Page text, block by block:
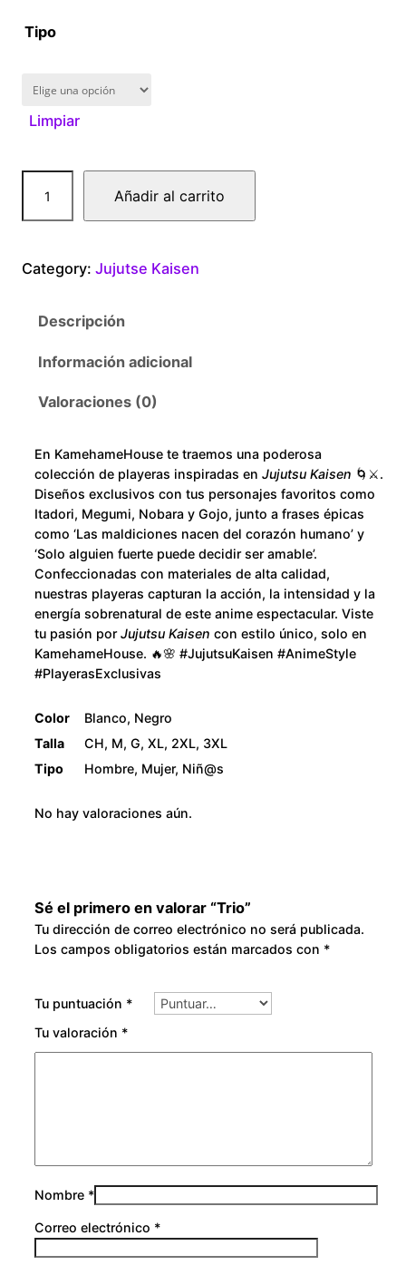
.
0
u
g
h
$
2
8
Tipo
Limpiar
c
Añadir al carrito
Category: Jujutse Kaisen
Descripción
Información adicional
Valoraciones (0)
En KamehameHouse te traemos una poderosa
colección de playeras inspiradas enJujutsu Kaisen 🌀⚔️.
Diseños exclusivos con tus personajes favoritos como
Itadori, Megumi, Nobara y Gojo, junto a frases épicas
como ‘Las maldiciones nacen del corazón humano’ y
‘Solo alguien fuerte puede decidir ser amable’.
Confeccionadas con materiales de alta calidad,
nuestras playeras capturan la acción, la intensidad y la
energía sobrenatural de este anime espectacular. Viste
tu pasión porJujutsu Kaisen con estilo único, solo en
KamehameHouse. 🔥🌸 #JujutsuKaisen #AnimeStyle
#PlayerasExclusivas
Color
Blanco, Negro
Talla
CH, M, G, XL, 2XL, 3XL
Tipo
Hombre, Mujer, Niñ@s
No hay valoraciones aún.
Sé el primero en valorar “Trio”
Tu dirección de correo electrónico no será publicada.
Los campos obligatorios están marcados con *
Tu puntuación *
Tu valoración *
Nombre *
Correo electrónico *